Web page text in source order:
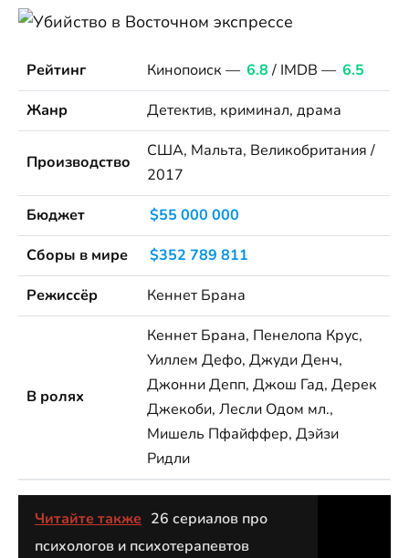
Рейтинг Кинопоиск — 6.8 / IMDB — 6.5
Жанр
Детектив, криминал, драма
Производство
США, Мальта, Великобритания /
2017
Бюджет
$55 000 000
Сборы в мире
$352 789 811
Режиссёр
Кеннет Брана
В ролях
Кеннет Брана, Пенелопа Крус,
Уиллем Дефо, Джуди Денч,
Джонни Депп, Джош Гад, Дерек
Джекоби, Лесли Одом мл.,
Мишель Пфайффер, Дэйзи
Ридли
Читайте также 26 сериалов про
психологов и психотерапевтов